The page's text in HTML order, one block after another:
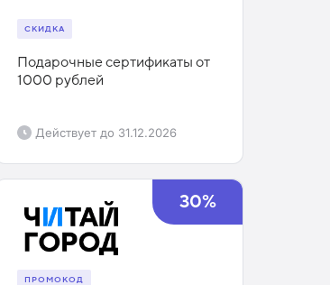
СКИДКА
Подарочные сертификаты от
1000 рублей
Действует до 31.12.2026
30%
ПРОМОКОД